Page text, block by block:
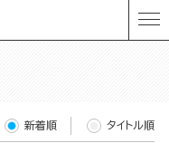
新着順 タイトル順